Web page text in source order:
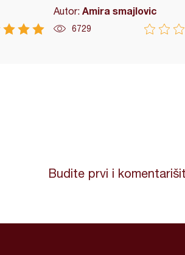
Autor: Amira smajlovic
6729
Budite prvi i